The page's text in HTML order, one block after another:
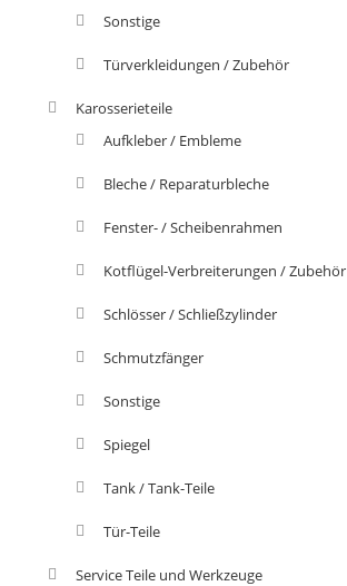
Sonstige
Türverkleidungen / Zubehör
Karosserieteile
Aufkleber / Embleme
Bleche / Reparaturbleche
Fenster- / Scheibenrahmen
Kotflügel-Verbreiterungen / Zubehör
Schlösser / Schließzylinder
Schmutzfänger
Sonstige
Spiegel
Tank / Tank-Teile
Tür-Teile
Service Teile und Werkzeuge